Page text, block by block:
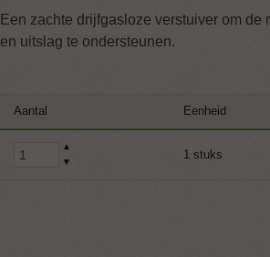
Een zachte drijfgasloze verstuiver om
en uitslag te ondersteunen.
Aantal Eenheid
▲
▼
1 stuks